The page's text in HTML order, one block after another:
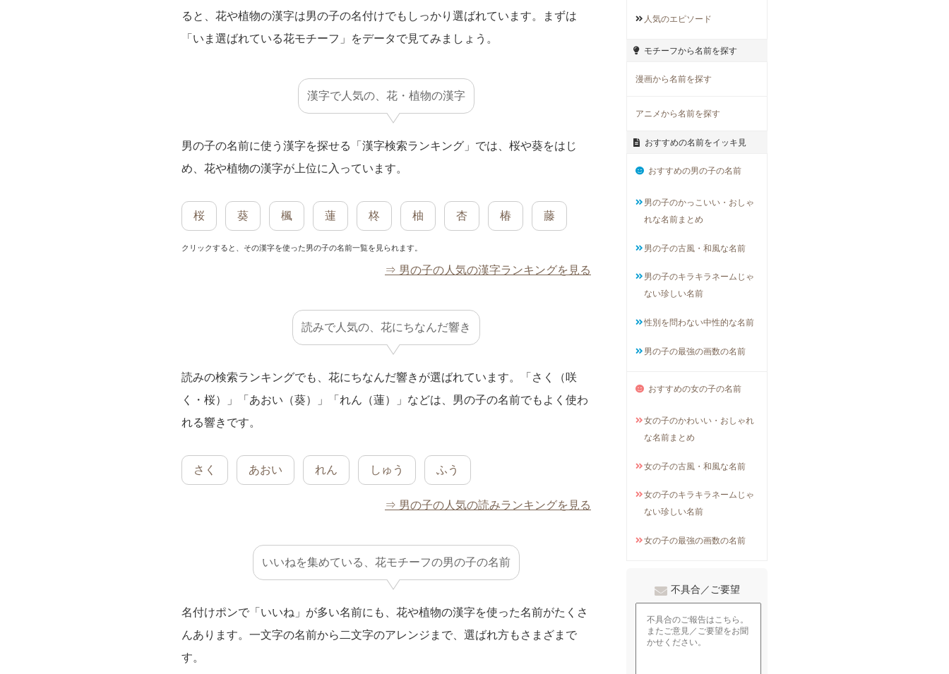
ると、花や植物の漢字は男の子の名付けでもしっかり選ばれています。まずは
「いま選ばれている花モチーフ」をデータで見てみましょう。
漢字で人気の、花・植物の漢字
男の子の名前に使う漢字を探せる「漢字検索ランキング」では、桜や葵をはじ
め、花や植物の漢字が上位に入っています。
桜 葵 楓 蓮 柊 柚 杏 椿 藤
クリックすると、その漢字を使った男の子の名前一覧を見られます。
⇒ 男の子の人気の漢字ランキングを見る
読みで人気の、花にちなんだ響き
読みの検索ランキングでも、花にちなんだ響きが選ばれています。「さく（咲
く・桜）」「あおい（葵）」「れん（蓮）」などは、男の子の名前でもよく使わ
れる響きです。
さく あおい れん しゅう ふう
⇒ 男の子の人気の読みランキングを見る
いいねを集めている、花モチーフの男の子の名前
名付けポンで「いいね」が多い名前にも、花や植物の漢字を使った名前がたくさ
んあります。一文字の名前から二文字のアレンジまで、選ばれ方もさまざまで
す。
人気のエピソード
モチーフから名前を探す
漫画から名前を探す
アニメから名前を探す
おすすめの名前をイッキ見
おすすめの男の子の名前
男の子のかっこいい・おしゃ
れな名前まとめ
男の子の古風・和風な名前
男の子のキラキラネームじゃ
ない珍しい名前
性別を問わない中性的な名前
男の子の最強の画数の名前
おすすめの女の子の名前
女の子のかわいい・おしゃれ
な名前まとめ
女の子の古風・和風な名前
女の子のキラキラネームじゃ
ない珍しい名前
女の子の最強の画数の名前
不具合／ご要望